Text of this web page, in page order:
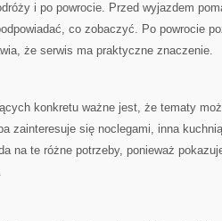
i po powrocie. Przed wyjazdem
co zobaczyć. Po powrocie
że serwis ma praktyczne znaczenie.
konkretu ważne jest, że tematy
zainteresuje się noclegami, inna
na te różne potrzeby, ponieważ